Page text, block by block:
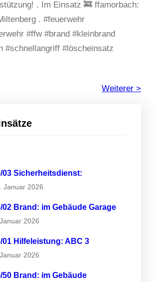
03 Sicherheitsdienst:
Januar 2026
02 Brand: im Gebäude Garage
2026
01 Hilfeleistung: ABC 3
2026
50 Brand: im Gebäude
. Im Einsatz 🚒 ffamorbach:
. #feuerwehr
#ffw #brand #kleinbrand
#schnellangriff #löscheinsatz
Weiterer >